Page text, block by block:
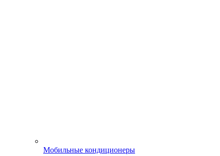
Мобильные кондиционеры